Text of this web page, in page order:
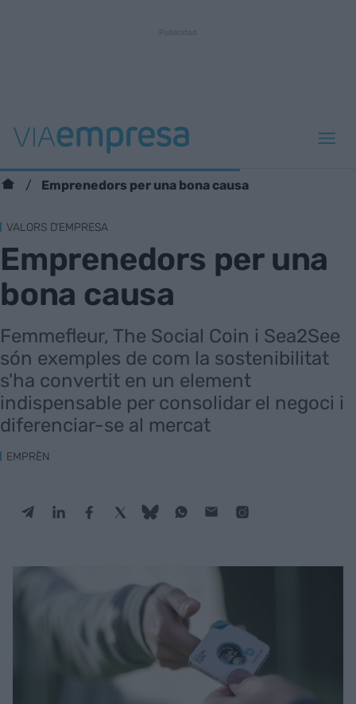
Emprenedors per una bona causa
VALORS D'EMPRESA
Emprenedors per una
bona causa
Femmefleur, The Social Coin i Sea2See
són exemples de com la sostenibilitat
s'ha convertit en un element
indispensable per consolidar el negoci i
diferenciar-se al mercat
EMPRÈN